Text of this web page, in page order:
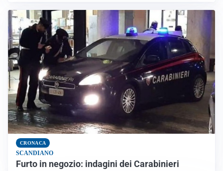
CRONACA
SCANDIANO
Furto in negozio: indagini dei Carabinieri